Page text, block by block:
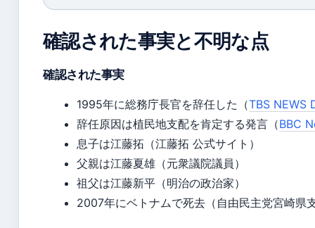
確認された事実と不明な点
確認された事実
1995年に総務庁長官を辞任した（TBS NEWS
辞任原因は植民地支配を肯定する発言（BBC
息子は江藤拓（江藤拓 公式サイト）
父親は江藤夏雄（元衆議院議員）
祖父は江藤新平（明治の政治家）
2007年にベトナムで死去（自由民主党宮崎県